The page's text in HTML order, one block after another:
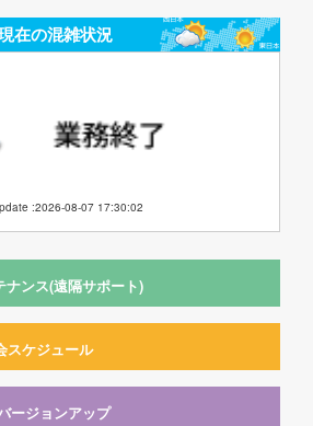
在の混雑状況
:2026-08-07 17:30:02
ナンス(遠隔サポート)
スケジュール
ージョンアップ